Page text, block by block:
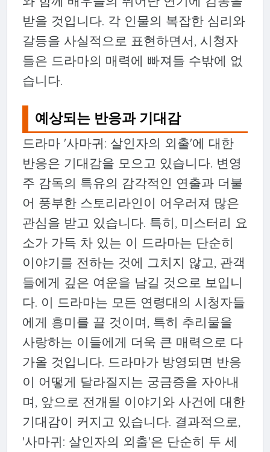
받을 것입니다. 각 인물의 복잡한 심리와
갈등을 사실적으로 표현하면서, 시청자
들은 드라마의 매력에 빠져들 수밖에 없
습니다.
예상되는 반응과 기대감
드라마 '사마귀: 살인자의 외출'에 대한
반응은 기대감을 모으고 있습니다. 변영
주 감독의 특유의 감각적인 연출과 더불
어 풍부한 스토리라인이 어우러져 많은
관심을 받고 있습니다. 특히, 미스터리 요
소가 가득 차 있는 이 드라마는 단순히
이야기를 전하는 것에 그치지 않고, 관객
들에게 깊은 여운을 남길 것으로 보입니
다. 이 드라마는 모든 연령대의 시청자들
에게 흥미를 끌 것이며, 특히 추리물을
사랑하는 이들에게 더욱 큰 매력으로 다
가올 것입니다. 드라마가 방영되면 반응
이 어떻게 달라질지는 궁금증을 자아내
며, 앞으로 전개될 이야기와 사건에 대한
기대감이 커지고 있습니다. 결과적으로,
'사마귀: 살인자의 외출'은 단순히 두 세